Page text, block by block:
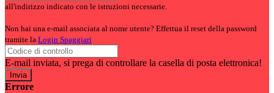
all'indirizzo indicato con le istruzioni necessarie.
Non hai una e-mail associata al nome utente? Effettua il reset della password
tramite la Login Spaggiari
E-mail inviata, si prega di controllare la casella di posta elettronica!
Errore